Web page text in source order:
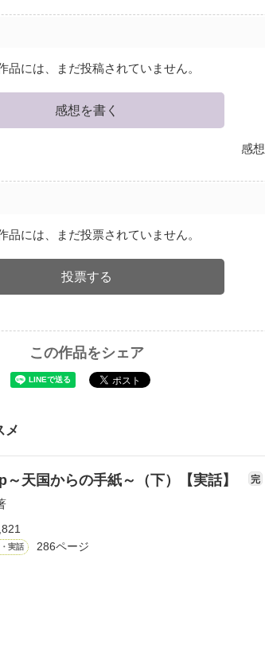
品には、まだ投稿されていません。
感想を書く
感
品には、まだ投票されていません。
投票する
この作品をシェア
メ
天国からの手紙～（下）【実話】 完
実話 286ページ